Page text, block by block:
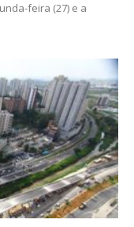
feira (27) e a